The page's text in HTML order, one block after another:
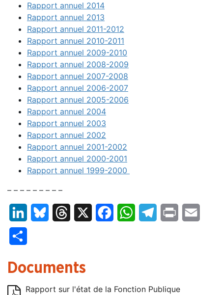
Rapport annuel 2014
Rapport annuel 2013
Rapport annuel 2011-2012
Rapport annuel 2010-2011
Rapport annuel 2009-2010
Rapport annuel 2008-2009
Rapport annuel 2007-2008
Rapport annuel 2006-2007
Rapport annuel 2005-2006
Rapport annuel 2004
Rapport annuel 2003
Rapport annuel 2002
Rapport annuel 2001-2002
Rapport annuel 2000-2001
Rapport annuel 1999-2000
– – – – – – – – –
LinkedInBluesky Threads FacebookWhatsAppTelegram
Print
Documents
Rapport sur l'état de la Fonction Publique